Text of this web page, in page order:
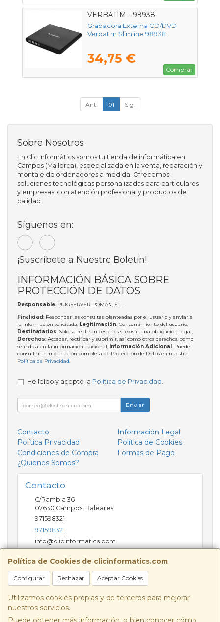
VERBATIM - 98938
Grabadora Externa CD/DVD
Verbatim Slimline 98938
34,75 €
Comprar
Ant. 01 Sig.
Política de Cookies de clicinformatics.com
Configurar Rechazar Aceptar Cookies
Utilizamos cookies propias y de terceros para mejorar
nuestros servicios.
Puede obtener más información, o bien conocer cómo
Sobre Nosotros
En Clic Informàtics somos tu tienda de informática en
Campos (Mallorca), especializada en la venta, reparación y
montaje de ordenadores a medida. Ofrecemos
soluciones tecnológicas personalizadas para particulares
y empresas, con atención profesional y productos de
calidad.
Síguenos en:
¡Suscríbete a Nuestro Boletín!
INFORMACIÓN BÁSICA SOBRE
PROTECCIÓN DE DATOS
Responsable: PUIGSERVER-ROMAN, S.L.
Finalidad: Responder las consultas planteadas por el usuario y enviarle
la información solicitada; Legitimación: Consentimiento del usuario;
Destinatarios: Solo se realizan cesiones si existe una obligación legal;
Derechos: Acceder, rectificar y suprimir, así como otros derechos, como
se indica en la información adicional; Información Adicional : Puede
consultar la información completa de Protección de Datos en nuestra
Política de Privacidad.
He leído y acepto la Política de Privacidad .
Enviar
Contacto
Información Legal
Política Privacidad
Política de Cookies
Condiciones de Compra
Formas de Pago
¿Quienes Somos?
Contacto
C/Rambla 36
07630 Campos, Baleares
971598321
971598321
info@clicinformatics.com
Horario
De lunes a viernes 9:00-13:30/16:00-19:30 Sábados
10:00-13:00